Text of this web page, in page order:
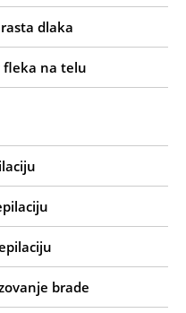
dlaka
fleka na telu
brade